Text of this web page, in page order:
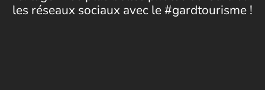
les réseaux sociaux avec le #gardtourisme !